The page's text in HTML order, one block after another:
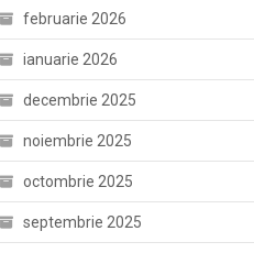
februarie 2026
ianuarie 2026
decembrie 2025
noiembrie 2025
octombrie 2025
septembrie 2025